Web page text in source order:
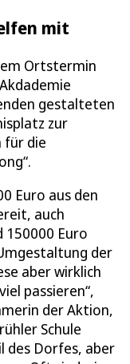
mit
Ortstermin
gestalteten
zur
für die
Euro aus den
auch
Euro
der
aber wirklich
passieren“,
der Aktion,
Schule
des Dorfes, aber